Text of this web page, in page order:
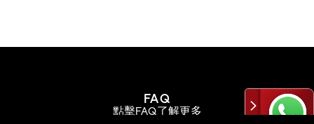
FAQ
點擊FAQ了解更多